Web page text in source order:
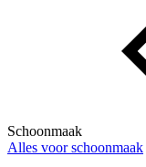
Schoonmaak
Alles voor schoonmaak